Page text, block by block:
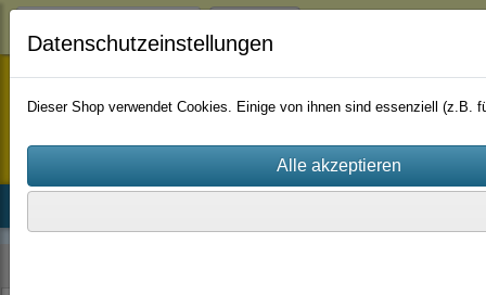
staufenbiel-berlin
Datenschutzeinstellungen
Dieser Shop verwendet Cookies. Einige von ihnen sind essenziell (z.B.